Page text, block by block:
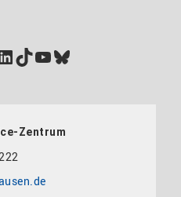
TikTok
YouTube
Bluesky
Zentrum